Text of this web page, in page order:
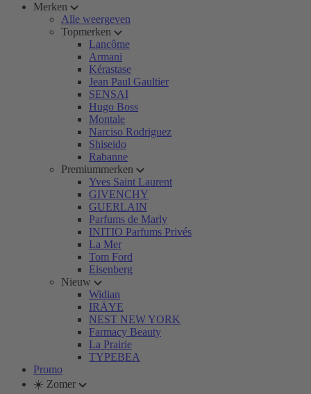
Merken
Alle weergeven
Topmerken
Lancôme
Armani
Kérastase
Jean Paul Gaultier
SENSAI
Hugo Boss
Montale
Narciso Rodriguez
Shiseido
Rabanne
Premiummerken
Yves Saint Laurent
GIVENCHY
GUERLAIN
Parfums de Marly
INITIO Parfums Privés
La Mer
Tom Ford
Eisenberg
Nieuw
Widian
IRÄYE
NEST NEW YORK
Farmacy Beauty
La Prairie
TYPEBEA
Promo
☀️ Zomer